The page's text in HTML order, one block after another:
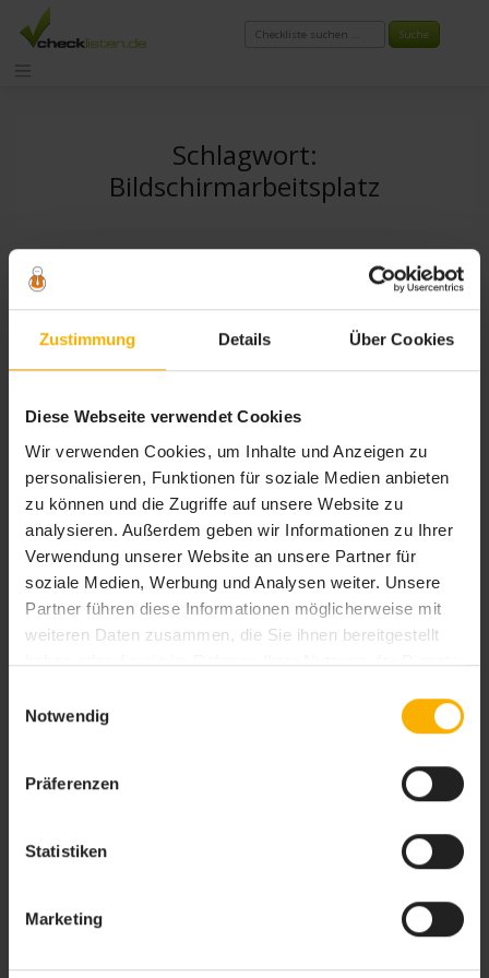
Zustimmung Details Über Cookies
Diese Webseite verwendet Cookies
Wir verwenden Cookies, um Inhalte und Anzeigen zu
personalisieren, Funktionen für soziale Medien anbieten
zu können und die Zugriffe auf unsere Website zu
analysieren. Außerdem geben wir Informationen zu Ihrer
Verwendung unserer Website an unsere Partner für
soziale Medien, Werbung und Analysen weiter. Unsere
Partner führen diese Informationen möglicherweise mit
weiteren Daten zusammen, die Sie ihnen bereitgestellt
haben oder die sie im Rahmen Ihrer Nutzung der Dienste
Cookies, wenn Sie unsere Webseite weiterhin nutzen.
Notwendig
Präferenzen
Statistiken
Marketing
Zum
Schlagwort:
Bildschirmarbeitsplatz